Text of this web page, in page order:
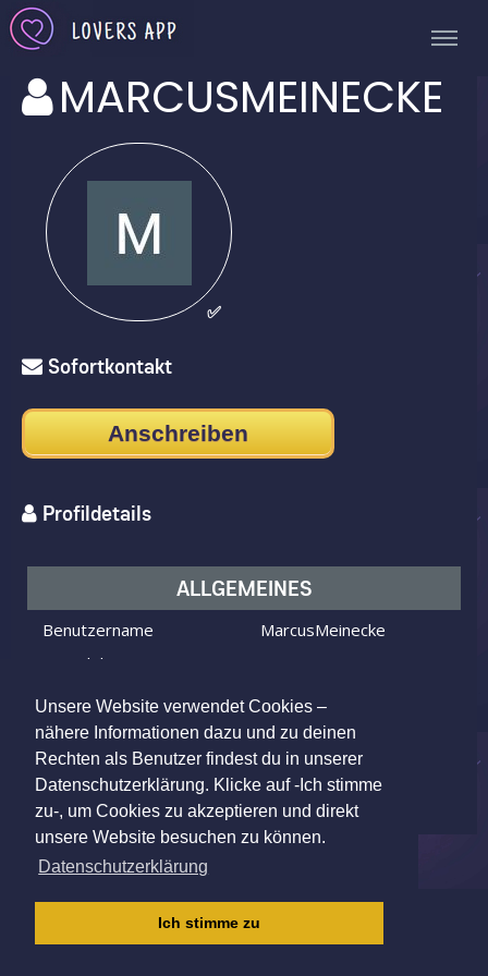
Unsere Website verwendet Cookies –
nähere Informationen dazu und zu deinen
Rechten als Benutzer findest du in unserer
Datenschutzerklärung. Klicke auf -Ich stimme
zu-, um Cookies zu akzeptieren und direkt
unsere Website besuchen zu können.
Datenschutzerklärung
Ich stimme zu
MARCUSMEINECKE
✅
Sofortkontakt
Anschreiben
Profildetails
ALLGEMEINES
Benutzername
MarcusMeinecke
Ich bin
Ich suche
eine Frau
Alter
47 Jahre alt
Wohnort
Hildesheim, Germany
|AGB|DATENSCHUTZ
KINDERSCHUTZRICHTLINIE